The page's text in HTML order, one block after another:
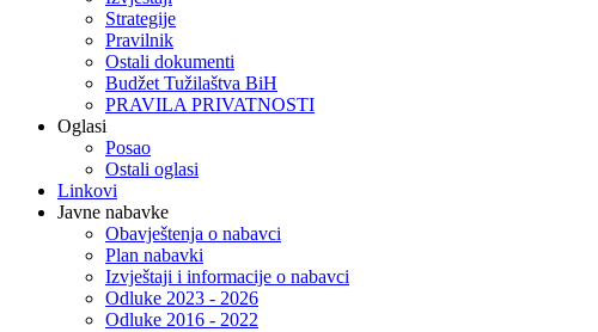
Strategije
Pravilnik
Ostali dokumenti
Budžet Tužilaštva BiH
PRAVILA PRIVATNOSTI
Oglasi
Posao
Ostali oglasi
Linkovi
Javne nabavke
Obavještenja o nabavci
Plan nabavki
Izvještaji i informacije o nabavci
Odluke 2023 - 2026
Odluke 2016 - 2022